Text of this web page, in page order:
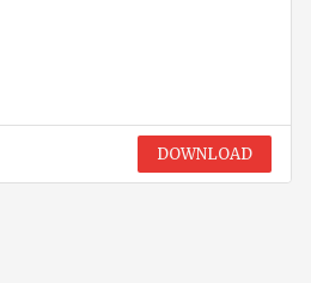
DOWNLOAD